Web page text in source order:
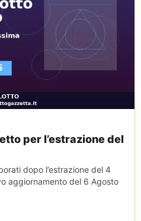
per l’estrazione del
dopo l’estrazione del 4
aggiornamento del 6 Agosto